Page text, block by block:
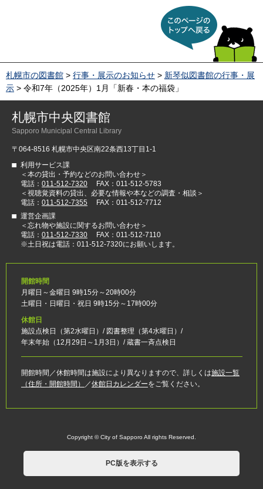
このページのトップへ戻
る
札幌市の図書館 > 行事・展示のお知らせ > 新琴似図書館の行事・展
示 > 令和7年（2025年）1月「新春・本の福袋」
札幌市中央図書館
Sapporo Municipal Central Library
〒064-8516 札幌市中央区南22条西13丁目1-1
利用サービス課
＜本の貸出・予約などのお問い合わせ＞
電話： 011-512-7320
FAX：011-512-5783
＜視聴覚資料の貸出、必要な情報や本などの調査・相談＞
電話： 011-512-7355
FAX：011-512-7712
運営企画課
＜忘れ物や施設に関するお問い合わせ＞
電話： 011-512-7330
FAX：011-512-7110
※土日祝は電話：011-512-7320にお願いします。
開館時間
月曜日～金曜日 9時15分～20時00分
土曜日・日曜日・祝日 9時15分～17時00分
休館日
施設点検日（第2水曜日）/ 図書整理（第4水曜日）/
年末年始（12月29日～1月3日）/ 蔵書一斉点検日
開館時間／休館時間は施設により異なりますので、詳しくは施設一覧
（住所・開館時間）
／休館日カレンダーをご覧ください。
Copyright © City of Sapporo All rights Reserved.
PC版を表示する